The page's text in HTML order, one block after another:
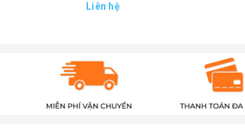
cao
Liên hệ